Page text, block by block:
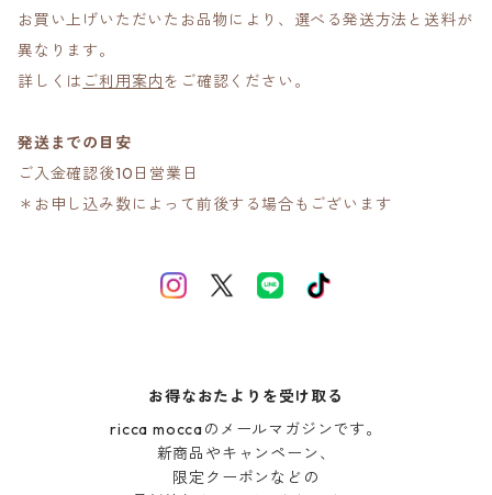
お買い上げいただいたお品物により、選べる発送方法と送料が
異なります。
詳しくは ご利用案内をご確認ください。
発送までの目安
ご入金確認後10日営業日
＊お申し込み数によって前後する場合もございます
お得なおたよりを受け取る
ricca moccaのメールマガジンです。
新商品やキャンペーン、
限定クーポンなどの